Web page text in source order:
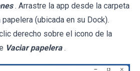
. Arrastre la app desde la carpeta
(ubicada en su Dock).
derecho sobre el icono de la
Vaciar papelera .